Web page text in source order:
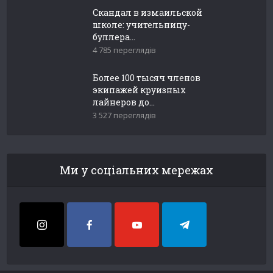
Скандал в измаильской
школе: учительницу-
буллера...
4 785 переглядів
Более 100 тысяч членов
экипажей круизных
лайнеров до...
3 527 переглядів
Ми у соціальних мережах